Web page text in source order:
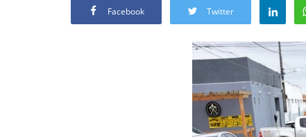
Facebook Twitter